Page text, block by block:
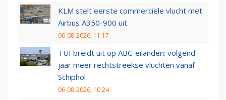
KLM stelt eerste commerciële vlucht met
Airbus A350-900 uit
06-08-2026, 11:17
TUI breidt uit op ABC-eilanden: volgend
jaar meer rechtstreekse vluchten vanaf
Schiphol
06-08-2026, 10:24